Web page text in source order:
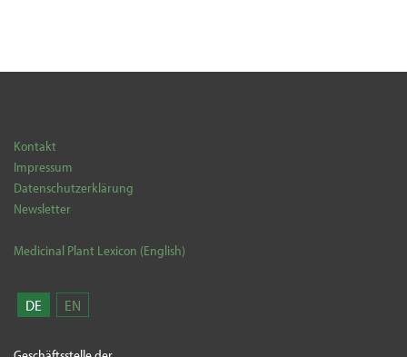
Kontakt
Impressum
Datenschutzerklärung
Newsletter
Medicinal Plant Lexicon (English)
DE EN